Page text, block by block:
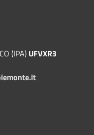
(IPA) UFVXR3